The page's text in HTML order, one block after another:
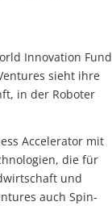
Innovation Fund
sieht ihre
in der Roboter
Accelerator mit
die für
und
auch Spin-